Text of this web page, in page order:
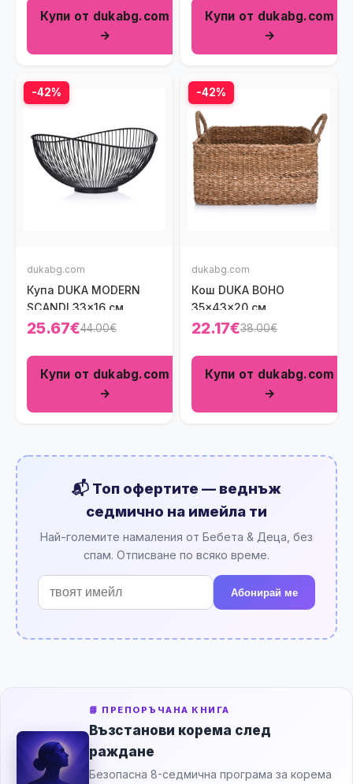
Купи от dukabg.com
→
Купи от dukabg.com
→
-42%
dukabg.com
Купа DUKA MODERN
SCANDI 33x16 см.,
черен
25.67€44.00€
Купи от dukabg.com
→
-42%
dukabg.com
Кош DUKA BOHO
35x43x20 см.
22.17€38.00€
Купи от dukabg.com
→
📬 Топ офертите — веднъж
седмично на имейла ти
Най-големите намаления от Бебета & Деца, без
спам. Отписване по всяко време.
Абонирай ме
📘 ПРЕПОРЪЧАНА КНИГА
Възстанови корема след
раждане
Безопасна 8-седмична програма за корема